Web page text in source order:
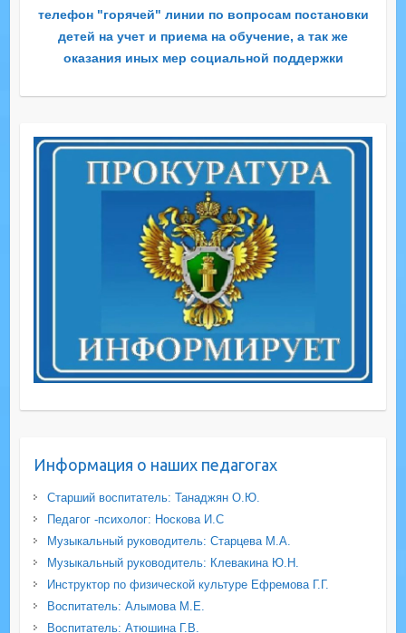
телефон "горячей" линии по вопросам постановки
детей на учет и приема на обучение, а так же
оказания иных мер социальной поддержки
Информация о наших педагогах
Старший воспитатель: Танаджян О.Ю.
Педагог -психолог: Носкова И.С
Музыкальный руководитель: Старцева М.А.
Музыкальный руководитель: Клевакина Ю.Н.
Инструктор по физической культуре Ефремова Г.Г.
Воспитатель: Алымова М.Е.
Воспитатель: Атюшина Г.В.